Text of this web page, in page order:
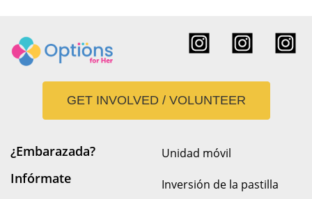
GET INVOLVED / VOLUNTEER
¿Embarazada?
Infórmate
Unidad móvil
Inversión de la pastilla